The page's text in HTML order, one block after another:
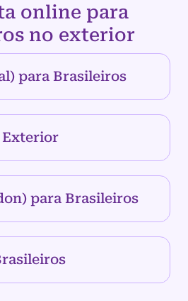
online para
no exterior
para Brasileiros
Exterior
para Brasileiros